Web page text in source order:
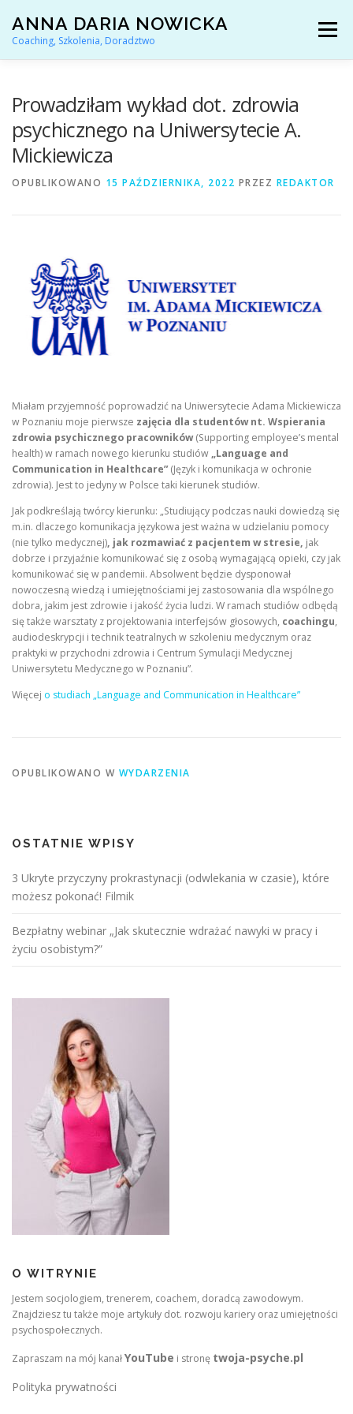
treści
ANNA DARIA NOWICKA
Coaching, Szkolenia, Doradztwo
Menu
DORADZTWO ZAWODOWE
KONTAKT
Prowadziłam wykład dot. zdrowia
psychicznego na Uniwersytecie A.
Mickiewicza
OPUBLIKOWANO 15 PAŹDZIERNIKA, 2022 PRZEZ REDAKTOR
Miałam przyjemność poprowadzić na Uniwersytecie Adama Mickiewicza
w Poznaniu moje pierwsze zajęcia dla studentów nt. Wspierania
zdrowia psychicznego pracowników(Supporting employee’s mental
health) w ramach nowego kierunku studiów „Language and
Communication in Healthcare”(Język i komunikacja w ochronie
zdrowia). Jest to jedyny w Polsce taki kierunek studiów.
Jak podkreślają twórcy kierunku: „Studiujący podczas nauki dowiedzą się
m.in. dlaczego komunikacja językowa jest ważna w udzielaniu pomocy
(nie tylko medycznej), jak rozmawiać z pacjentem w stresie, jak
dobrze i przyjaźnie komunikować się z osobą wymagającą opieki, czy jak
komunikować się w pandemii. Absolwent będzie dysponował
nowoczesną wiedzą i umiejętnościami jej zastosowania dla wspólnego
dobra, jakim jest zdrowie i jakość życia ludzi. W ramach studiów odbędą
się także warsztaty z projektowania interfejsów głosowych, coachingu,
audiodeskrypcji i technik teatralnych w szkoleniu medycznym oraz
praktyki w przychodni zdrowia i Centrum Symulacji Medycznej
Uniwersytetu Medycznego w Poznaniu”.
Więcej o studiach „Language and Communication in Healthcare”
OPUBLIKOWANO W WYDARZENIA
OSTATNIE WPISY
3 Ukryte przyczyny prokrastynacji (odwlekania w czasie), które
możesz pokonać! Filmik
Bezpłatny webinar „Jak skutecznie wdrażać nawyki w pracy i
życiu osobistym?”
O WITRYNIE
Jestem socjologiem, trenerem, coachem, doradcą zawodowym.
Znajdziesz tu także moje artykuły dot. rozwoju kariery oraz umiejętności
psychospołecznych.
Zapraszam na mój kanałYouTube i stronę twoja-psyche.pl
Polityka prywatności